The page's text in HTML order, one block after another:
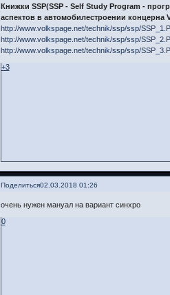
Книжки SSP(SSP - Self Study Program -
аспектов в автомобилестроении концерна
http://www.volkspage.net/technik/ssp/ssp/
http://www.volkspage.net/technik/ssp/ssp/
http://www.volkspage.net/technik/ssp/ssp/
+3
Поделиться02.03.2018 01:26
очень нужен мануал на вариант синхро
0